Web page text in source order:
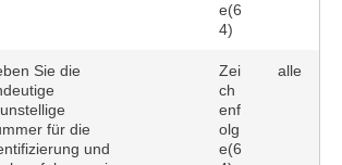
e(6
4)
Sie die
für die
und
Zei
ch
enf
olg
e(6
alle